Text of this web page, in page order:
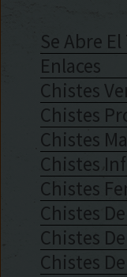
Se Abre
Enlaces
Chistes
Chistes
Chistes
Chistes
Chistes
Chistes
Chistes
Chistes